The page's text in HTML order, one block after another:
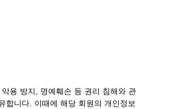
용 방지, 명예훼손 등 권리 침해와 관
합니다. 이때에 해당 회원의 개인정보